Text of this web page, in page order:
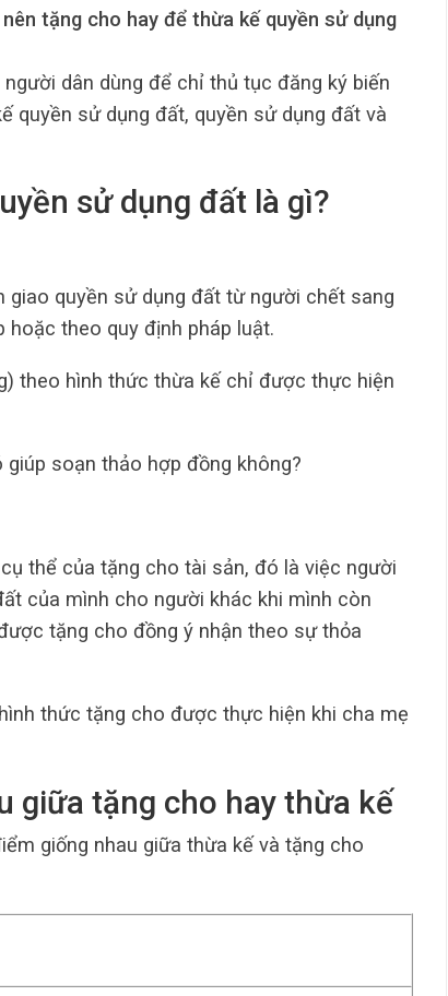
tặng cho hay để thừa kế quyền sử dụng
dân dùng để chỉ thủ tục đăng ký biến
quyền sử dụng đất, quyền sử dụng đất và
sử dụng đất là gì?
giao quyền sử dụng đất từ người chết sang
theo quy định pháp luật.
theo hình thức thừa kế chỉ được thực hiện
giúp soạn thảo hợp đồng không?
thể của tặng cho tài sản, đó là việc người
của mình cho người khác khi mình còn
tặng cho đồng ý nhận theo sự thỏa
thức tặng cho được thực hiện khi cha mẹ
giữa tặng cho hay thừa kế
giống nhau giữa thừa kế và tặng cho